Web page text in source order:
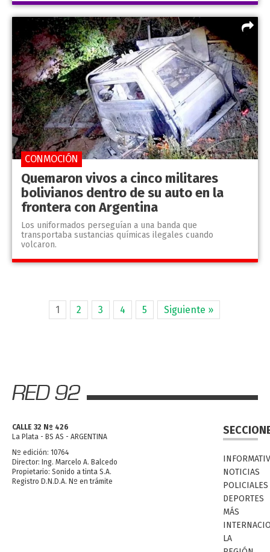
Quemaron vivos a cinco militares
bolivianos dentro de su auto en la
frontera con Argentina
Los uniformados perseguían a una banda que
transportaba sustancias químicas ilegales cuando
volcaron.
CONMOCIÓN
1 2 3 4 5 Siguiente »
CALLE 32 Nº 426
La Plata - BS AS - ARGENTINA
Nº edición: 10764
Director: Ing. Marcelo A. Balcedo
Propietario: Sonido a tinta S.A.
Registro D.N.D.A. Nº en trámite
NOTICIAS
POLICIALES
DEPORTES
MÁS
LA